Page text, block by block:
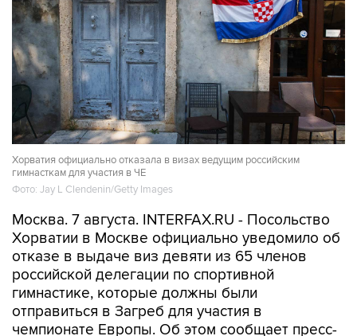
Хорватия официально отказала в визах ведущим российским
гимнасткам для участия в ЧЕ
Фото: Jay L Clendenin/Getty Images
Москва. 7 августа. INTERFAX.RU - Посольство
Хорватии в Москве официально уведомило об
отказе в выдаче виз девяти из 65 членов
российской делегации по спортивной
гимнастике, которые должны были
отправиться в Загреб для участия в
чемпионате Европы. Об этом сообщает пресс-